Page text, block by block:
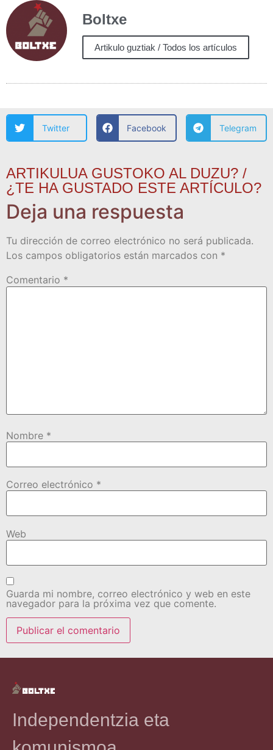
Boltxe
Artikulo guztiak / Todos los artículos
Twitter Facebook Telegram
ARTIKULUA GUSTOKO AL DUZU? /
¿TE HA GUSTADO ESTE ARTÍCULO?
Deja una respuesta
Tu dirección de correo electrónico no será publicada.
Los campos obligatorios están marcados con *
Comentario *
Nombre *
Correo electrónico *
Web
Guarda mi nombre, correo electrónico y web en este
navegador para la próxima vez que comente.
Independentzia eta